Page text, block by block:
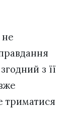
не
з її
триматися